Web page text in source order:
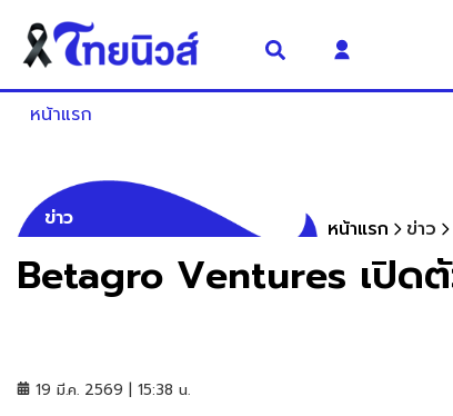
หน้าแรก
ข่าว หน้าแรก ข่าว
Betagro Ventures เปิดตั
19 มี.ค. 2569 | 15:38 น.